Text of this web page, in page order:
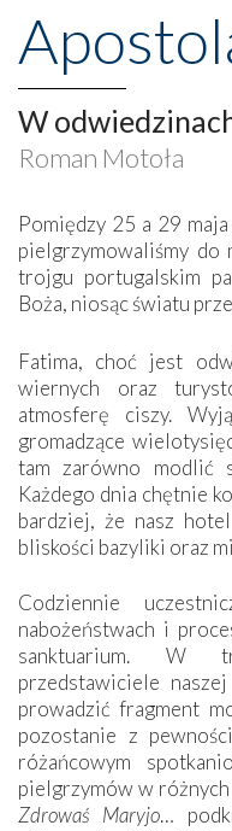
W
Roman Motoła
Pomiędzy 25 a 29
pielgrzymowaliśmy
trojgu portugalskim
Boża, niosąc światu
Fatima, choć jest
wiernych oraz
atmosferę ciszy.
gromadzące
tam zarówno modlić
Każdego dnia chętnie
bardziej, że nasz
bliskości bazyliki oraz
Codziennie
nabożeństwach i
sanktuarium. W
przedstawiciele
prowadzić fragment
pozostanie z
różańcowym
pielgrzymów w
Zdrowaś Maryjo…